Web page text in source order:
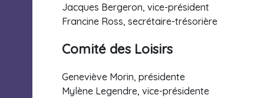
Jacques Bergeron, vice-président
Francine Ross, secrétaire-trésorière
Comité des Loisirs
Geneviève Morin, présidente
Mylène Legendre, vice-présidente